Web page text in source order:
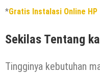
*Gratis Instalasi Online HP
Sekilas Tentang
Tingginya kebutuhan